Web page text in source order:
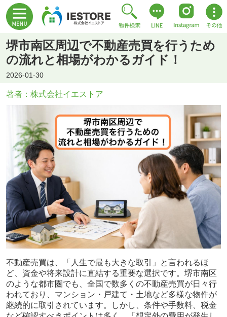
堺市南区周辺で不動産売買を行うため
の流れと相場がわかるガイド！
2026-01-30
著者：️株式会社イエストア
不動産売買は、「人生で最も大きな取引」と言われるほ
ど、資金や将来設計に直結する重要な選択です。堺市南区
のような都市圏でも、全国で数多くの不動産売買が日々行
われており、マンション・戸建て・土地など多様な物件が
継続的に取引されています。しかし、条件や手数料、税金